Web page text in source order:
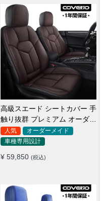
高級スエード シートカバー 手
触り抜群 プレミアム オーダー
メイド 防水防汚 全席セット
人気
オーダーメイド
車種専用設計
¥ 59,850 (税込)